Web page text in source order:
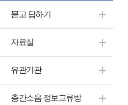
묻고 답하기
자료실
유관기관
층간소음 정보교류방